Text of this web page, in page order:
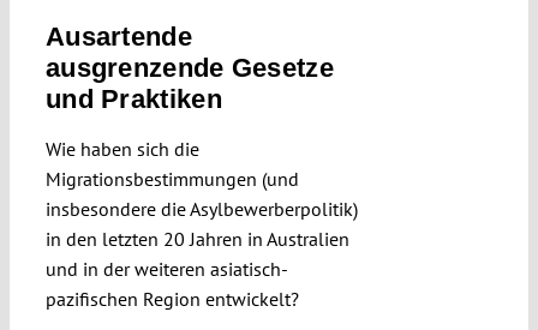
Ausartende
ausgrenzende Gesetze
und Praktiken
Wie haben sich die
Migrationsbestimmungen (und
insbesondere die Asylbewerberpolitik)
in den letzten 20 Jahren in Australien
und in der weiteren asiatisch-
pazifischen Region entwickelt?